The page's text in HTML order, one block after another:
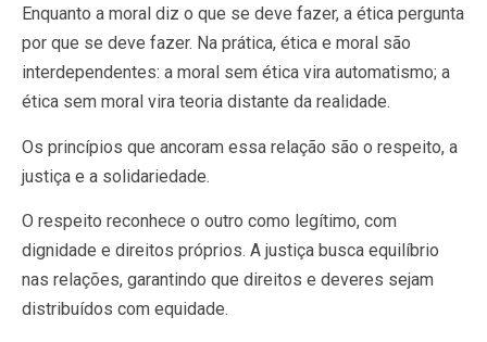
Enquanto a moral diz o que se deve fazer, a ética pergunta
por que se deve fazer. Na prática, ética e moral são
interdependentes: a moral sem ética vira automatismo; a
ética sem moral vira teoria distante da realidade.
Os princípios que ancoram essa relação são o respeito, a
justiça e a solidariedade.
O respeito reconhece o outro como legítimo, com
dignidade e direitos próprios. A justiça busca equilíbrio
nas relações, garantindo que direitos e deveres sejam
distribuídos com equidade.